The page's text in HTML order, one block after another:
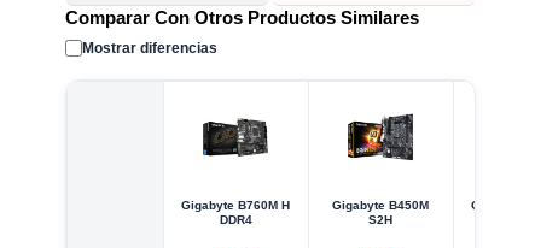
Comparar Con Otros Productos Similares
Mostrar diferencias
Gigabyte B760M H
DDR4
Gigabyte B450M
S2H
Gigabyte